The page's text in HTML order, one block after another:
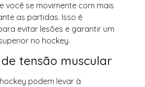
você se movimente com mais
as partidas. Isso é
evitar lesões e garantir um
no hockey.
tensão muscular
podem levar à